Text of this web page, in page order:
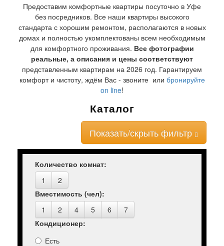
Предоставим комфортные квартиры посуточно в Уфе
без посредников. Все наши квартиры высокого
стандарта с хорошим ремонтом, располагаются в новых
домах и полностью укомплектованы всем необходимым
для комфортного проживания. Все фотографии
реальные, а описания и цены соответствуют
представленным квартирам на 2026 год. Гарантируем
комфорт и чистоту, ждём Вас - звоните или бронируйте
on line!
Каталог
Показать/скрыть фильтр
Количество комнат:
1
2
Вместимость (чел):
1
2 4 5 6
7
Кондиционер:
Есть